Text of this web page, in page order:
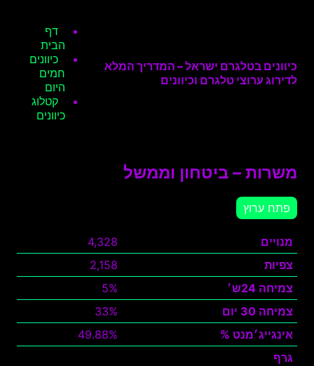
כיוונים בטלגרם ישראל – המדריך המלא
לדירוג ערוצי טלגרם וכיוונים
דף
הבית
כיוונים
חמים
היום
קטלוג
כיוונים
משרות – ביטחון וממשל
פתח ערוץ
מנויים
4,328
צפיות
2,158
צמיחה 24ש׳
5%
צמיחה 30 יום
33%
אינגייג׳מנט %
49.88%
גרף